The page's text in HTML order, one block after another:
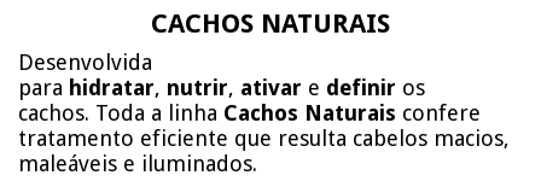
CACHOS NATURAIS
Desenvolvida
para hidratar, nutrir, ativar e definir os
cachos. Toda a linha Cachos Naturais confere
tratamento eficiente que resulta cabelos macios,
maleáveis e iluminados.